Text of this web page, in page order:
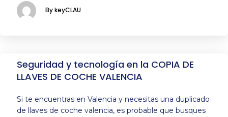
By keyCLAU
Seguridad y tecnología en la COPIA DE
LLAVES DE COCHE VALENCIA
Si te encuentras en Valencia y necesitas una duplicado
de llaves de coche valencia, es probable que busques